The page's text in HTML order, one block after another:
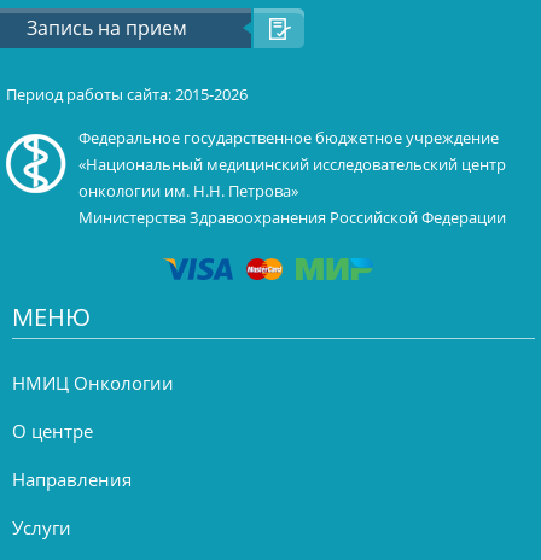
Запись на прием
Период работы сайта: 2015-2026
Федеральное государственное бюджетное учреждение
«Национальный медицинский исследовательский центр
онкологии им. Н.Н. Петрова»
Министерства Здравоохранения Российской Федерации
МЕНЮ
НМИЦ Онкологии
О центре
Направления
Услуги